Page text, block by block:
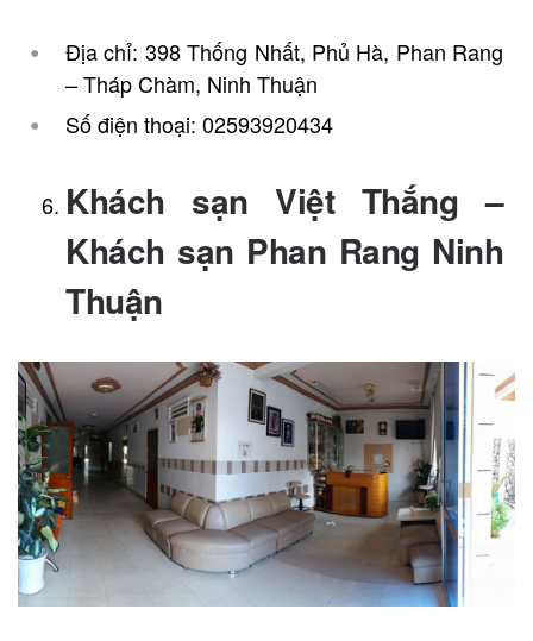
Địa chỉ: 398 Thống Nhất, Phủ Hà, Phan Rang
– Tháp Chàm, Ninh Thuận
Số điện thoại: 02593920434
Khách sạn Việt Thắng –
Khách sạn Phan Rang Ninh
Thuận